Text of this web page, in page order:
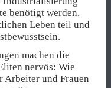
benötigt werden,
Leben teil und
machen die
nervös: Wie
Arbeiter und Frauen